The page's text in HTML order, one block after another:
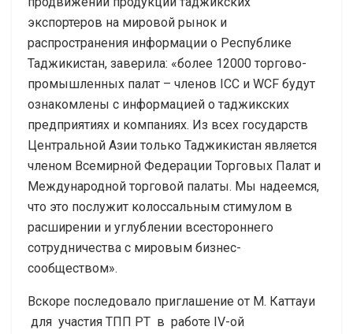
экспортеров на мировой рынок и
распространения информации о Республике
Таджикистан, заверила: «более 12000 торгово-
промышленных палат – членов ICC и WCF будут
ознакомлены с информацией о таджикских
предприятиях и компаниях. Из всех государств
Центральной Азии только Таджикистан является
членом Всемирной Федерации Торговых Палат и
Международной торговой палаты. Мы надеемся,
что это послужит колоссальным стимулом в
расширении и углублении всестороннего
сотрудничества с мировым бизнес-
сообществом».
Вскоре последовало приглашение от М. Каттауи
для участия ТПП РТ в работе IV-ой